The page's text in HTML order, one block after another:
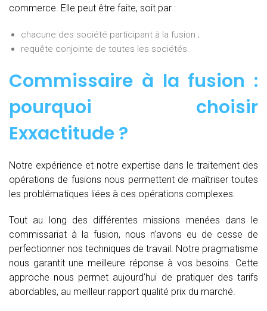
commerce. Elle peut être faite, soit par :
chacune des société participant à la fusion ;
requête conjointe de toutes les sociétés.
Commissaire à la fusion :
pourquoi choisir
Exxactitude ?
Notre expérience et notre expertise dans le traitement des
opérations de fusions nous permettent de maîtriser toutes
les problématiques liées à ces opérations complexes.
Tout au long des différentes missions menées dans le
commissariat à la fusion, nous n’avons eu de cesse de
perfectionner nos techniques de travail. Notre pragmatisme
nous garantit une meilleure réponse à vos besoins. Cette
approche nous permet aujourd’hui de pratiquer des tarifs
abordables, au meilleur rapport qualité prix du marché.